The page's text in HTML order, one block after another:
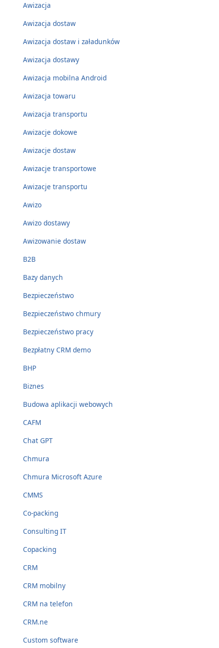
Awizacja
Awizacja dostaw
Awizacja dostaw i załadunków
Awizacja dostawy
Awizacja mobilna Android
Awizacja towaru
Awizacja transportu
Awizacje dokowe
Awizacje dostaw
Awizacje transportowe
Awizacje transportu
Awizo
Awizo dostawy
Awizowanie dostaw
B2B
Bazy danych
Bezpieczeństwo
Bezpieczeństwo chmury
Bezpieczeństwo pracy
Bezpłatny CRM demo
BHP
Biznes
Budowa aplikacji webowych
CAFM
Chat GPT
Chmura
Chmura Microsoft Azure
CMMS
Co-packing
Consulting IT
Copacking
CRM
CRM mobilny
CRM na telefon
CRM.ne
Custom software